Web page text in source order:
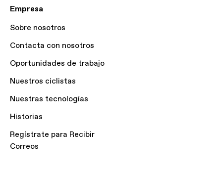
Empresa
Sobre nosotros
Contacta con nosotros
Oportunidades de trabajo
Nuestros ciclistas
Nuestras tecnologías
Historias
Regístrate para Recibir
Correos